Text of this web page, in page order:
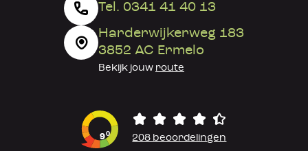
Tel. 0341 41 40 13
Harderwijkerweg 183
3852 AC Ermelo
Bekijk jouw route
90 208 beoordelingen